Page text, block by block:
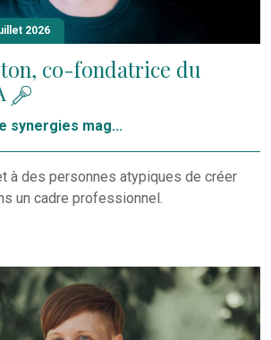
2026
co-fondatrice du
synergies mag...
à des personnes atypiques de créer
un cadre professionnel.